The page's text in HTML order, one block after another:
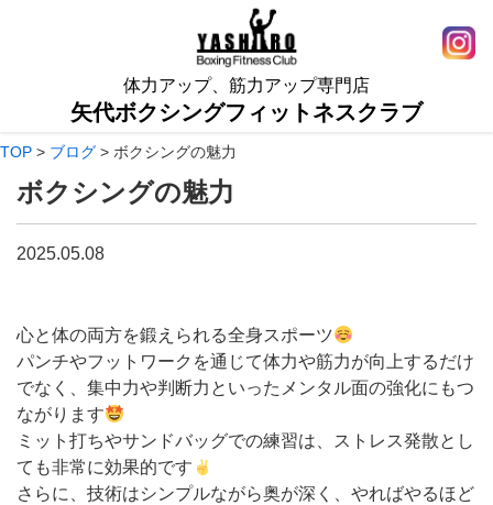
体力アップ、筋力アップ専門店
矢代ボクシングフィットネスクラブ
TOP > ブログ > ボクシングの魅力
ボクシングの魅力
2025.05.08
心と体の両方を鍛えられる全身スポーツ
パンチやフットワークを通じて体力や筋力が向上するだけ
でなく、集中力や判断力といったメンタル面の強化にもつ
ながります
ミット打ちやサンドバッグでの練習は、ストレス発散とし
ても非常に効果的です
さらに、技術はシンプルながら奥が深く、やればやるほど